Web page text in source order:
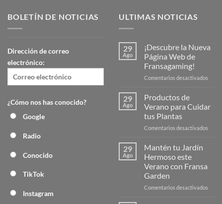
BOLETÍN DE NOTICIAS
Dirección de correo
electrónico:
¿Cómo nos has conocido?
Google
Radio
Conocido
TikTok
Instagram
ULTIMAS NOTICIAS
29
Ago
¡Descubre la Nueva
Página Web de
Fransagaming!
Comentarios desactivados
Página
29
Ago
Productos de
Verano para Cuidar
tus Plantas
Comentarios desactivados
29
Ago
Mantén tu Jardín
Hermoso este
Verano con Fransa
Garden
Comentarios desactivados